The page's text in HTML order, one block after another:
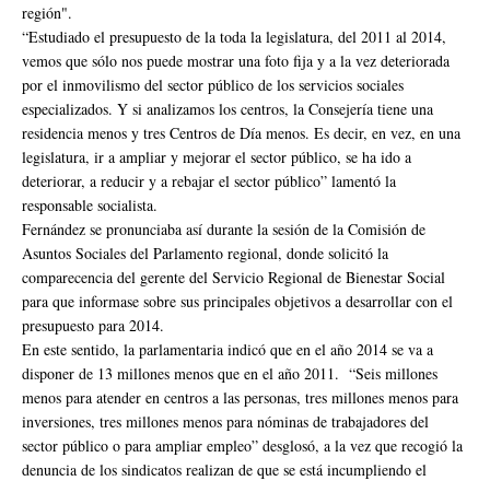
región".
“Estudiado el presupuesto de la toda la legislatura, del 2011 al 2014,
vemos que sólo nos puede mostrar una foto fija y a la vez deteriorada
por el inmovilismo del sector público de los servicios sociales
especializados. Y si analizamos los centros, la Consejería tiene una
residencia menos y tres Centros de Día menos. Es decir, en vez, en una
legislatura, ir a ampliar y mejorar el sector público, se ha ido a
deteriorar, a reducir y a rebajar el sector público” lamentó la
responsable socialista.
Fernández se pronunciaba así durante la sesión de la Comisión de
Asuntos Sociales del Parlamento regional, donde solicitó la
comparecencia del gerente del Servicio Regional de Bienestar Social
para que informase sobre sus principales objetivos a desarrollar con el
presupuesto para 2014.
En este sentido, la parlamentaria indicó que en el año 2014 se va a
disponer de 13 millones menos que en el año 2011. “Seis millones
menos para atender en centros a las personas, tres millones menos para
inversiones, tres millones menos para nóminas de trabajadores del
sector público o para ampliar empleo” desglosó, a la vez que recogió la
denuncia de los sindicatos realizan de que se está incumpliendo el